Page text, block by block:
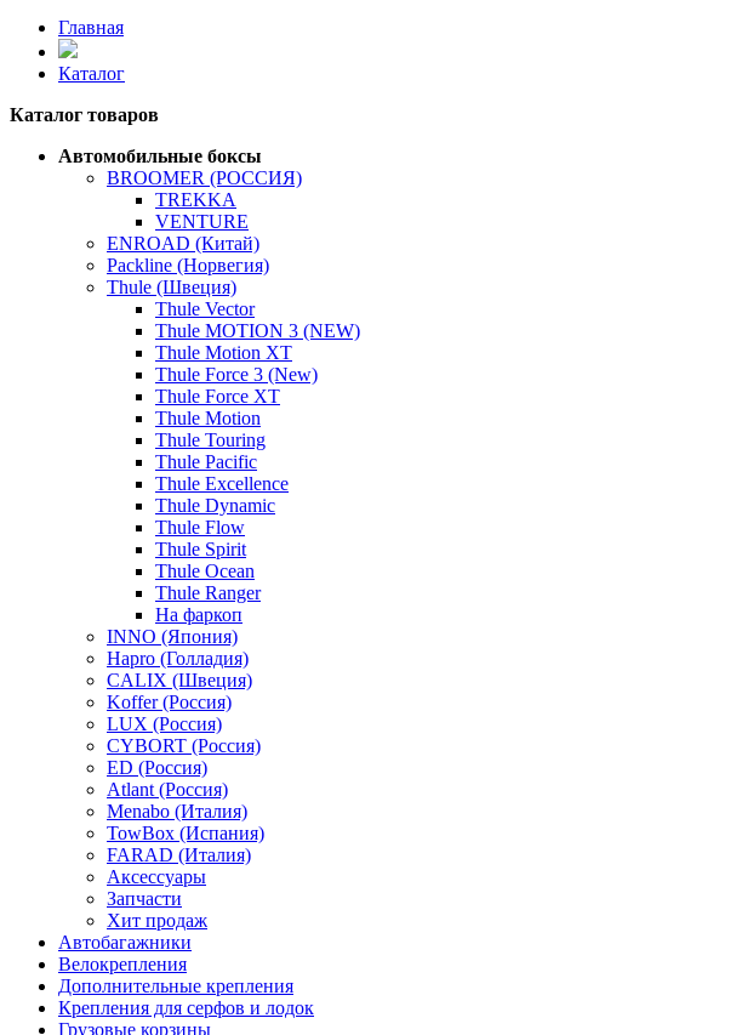
Главная
Каталог
Каталог товаров
Автомобильные боксы
BROOMER (РОССИЯ)
TREKKA
VENTURE
ENROAD (Китай)
Packline (Норвегия)
Thule (Швеция)
Thule Vector
Thule MOTION 3 (NEW)
Thule Motion XT
Thule Force 3 (New)
Thule Force XT
Thule Motion
Thule Touring
Thule Pacific
Thule Excellence
Thule Dynamic
Thule Flow
Thule Spirit
Thule Ocean
Thule Ranger
На фаркоп
INNO (Япония)
Hapro (Голладия)
CALIX (Швеция)
Koffer (Россия)
LUX (Россия)
CYBORT (Россия)
ED (Россия)
Atlant (Россия)
Menabo (Италия)
TowBox (Испания)
FARAD (Италия)
Аксессуары
Запчасти
Хит продаж
Автобагажники
Велокрепления
Дополнительные крепления
Крепления для серфов и лодок
Грузовые корзины